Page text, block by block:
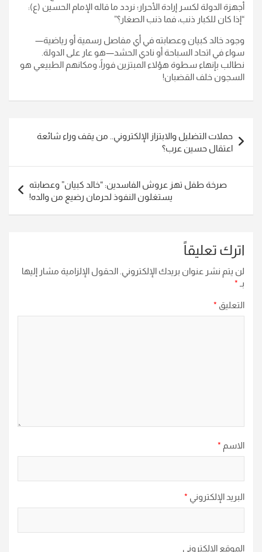
أجهزة الدولة لكسر إرادة الأحرار؛ نردد ما قاله الإمام الحسين (ع):
“إذا كان للكبار ذنب، فما ذنب الصغار؟”
​وجود خالد كبيان وعصابته في أي مفاصل رسمية أو رياضية—
سواء في اتحاد السباحة أو نادي الحشد—هو عار على الدولة.
نطالب بإنهاء سطوة هؤلاء المبتزين فوراً، ومكانهم الطبيعي هو
السجون خلف القضبان!
المقالات
حملات التضليل والابتزاز الإلكتروني.. من يقف وراء شائعة
اعتقال حسين عرب؟​
صرخة طفل تهز عروش الفاسدين: “خالد كبيان” وعصابته
يستغلون النفوذ لحرمان رضيع من والده!
اترك تعليقاً
لن يتم نشر عنوان بريدك الإلكتروني. الحقول الإلزامية مشار إليها
بـ *
التعليق *
الاسم *
البريد الإلكتروني *
الموقع الإلكتروني